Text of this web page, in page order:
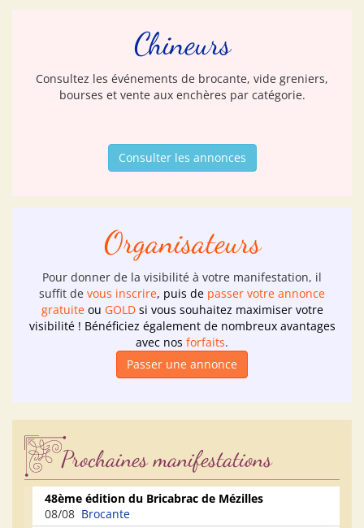
Chineurs
Consultez les événements de brocante, vide greniers,
bourses et vente aux enchères par catégorie.
Consulter les annonces
Organisateurs
Pour donner de la visibilité à votre manifestation, il
suffit de vous inscrire, puis de passer votre annonce
gratuite ou GOLD si vous souhaitez maximiser votre
visibilité ! Bénéficiez également de nombreux avantages
avec nos forfaits.
Passer une annonce
Prochaines manifestations
48ème édition du Bricabrac de Mézilles
08/08Brocante